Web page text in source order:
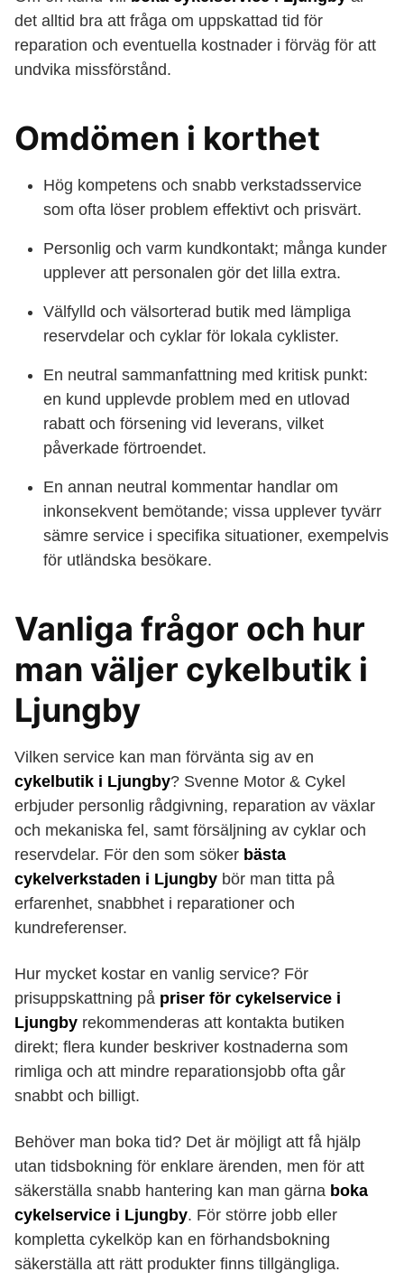
det alltid bra att fråga om uppskattad tid för
reparation och eventuella kostnader i förväg för att
undvika missförstånd.
Omdömen i korthet
Hög kompetens och snabb verkstadsservice
som ofta löser problem effektivt och prisvärt.
Personlig och varm kundkontakt; många kunder
upplever att personalen gör det lilla extra.
Välfylld och välsorterad butik med lämpliga
reservdelar och cyklar för lokala cyklister.
En neutral sammanfattning med kritisk punkt:
en kund upplevde problem med en utlovad
rabatt och försening vid leverans, vilket
påverkade förtroendet.
En annan neutral kommentar handlar om
inkonsekvent bemötande; vissa upplever tyvärr
sämre service i specifika situationer, exempelvis
för utländska besökare.
Vanliga frågor och hur
man väljer cykelbutik i
Ljungby
Vilken service kan man förvänta sig av en
cykelbutik i Ljungby? Svenne Motor & Cykel
erbjuder personlig rådgivning, reparation av växlar
och mekaniska fel, samt försäljning av cyklar och
reservdelar. För den som söker bästa
cykelverkstaden i Ljungby bör man titta på
erfarenhet, snabbhet i reparationer och
kundreferenser.
Hur mycket kostar en vanlig service? För
prisuppskattning på priser för cykelservice i
Ljungby rekommenderas att kontakta butiken
direkt; flera kunder beskriver kostnaderna som
rimliga och att mindre reparationsjobb ofta går
snabbt och billigt.
Behöver man boka tid? Det är möjligt att få hjälp
utan tidsbokning för enklare ärenden, men för att
säkerställa snabb hantering kan man gärna boka
cykelservice i Ljungby. För större jobb eller
kompletta cykelköp kan en förhandsbokning
säkerställa att rätt produkter finns tillgängliga.